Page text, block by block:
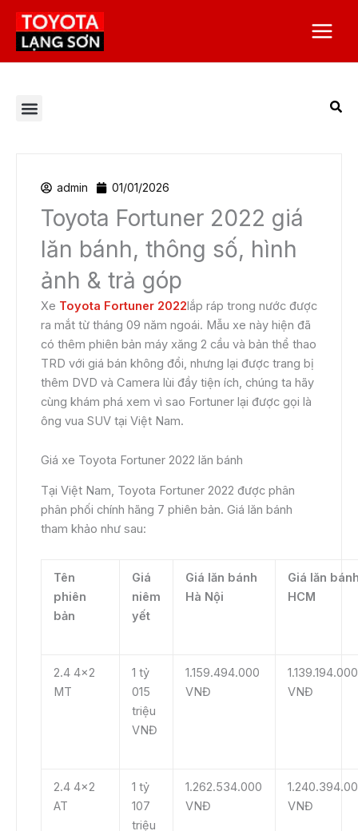
Nhảy
dung
Menu
admin 01/01/2026
Toyota Fortuner 2022 giá
lăn bánh, thông số, hình
ảnh & trả góp
Xe Toyota Fortuner 2022lắp ráp trong nước được
ra mắt từ tháng 09 năm ngoái. Mẫu xe này hiện đã
có thêm phiên bản máy xăng 2 cầu và bản thể thao
TRD với giá bán không đổi, nhưng lại được trang bị
thêm DVD và Camera lùi đầy tiện ích, chúng ta hãy
cùng khám phá xem vì sao Fortuner lại được gọi là
ông vua SUV tại Việt Nam.
Giá xe Toyota Fortuner 2022 lăn bánh
Tại Việt Nam, Toyota Fortuner 2022 được phân
phân phối chính hãng 7 phiên bản. Giá lăn bánh
tham khảo như sau:
Tên
phiên
bản
Giá
niêm
yết
Giá lăn bánh
Hà Nội
Giá lăn
HCM
2.4 4×2
MT
1 tỷ
015
triệu
VNĐ
1.159.494.000
VNĐ
1.139.194.000
VNĐ
2.4 4×2
AT
1 tỷ
107
triệu
1.262.534.000
VNĐ
VNĐ